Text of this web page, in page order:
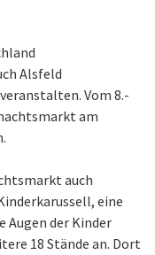
Alsfeld
Vom 8.-
am
auch
eine
Augen der Kinder
18 Stände an. Dort